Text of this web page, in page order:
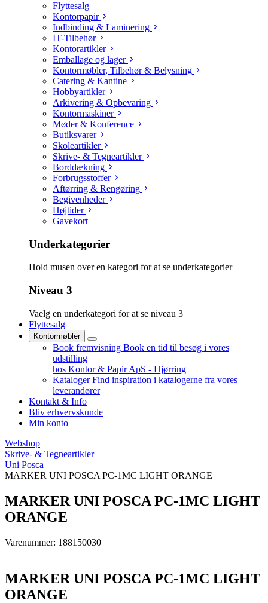
Flyttesalg
Kontorpapir
Indbinding & Laminering
IT-Tilbehør
Kontorartikler
Emballage og lager
Kontormøbler, Tilbehør & Belysning
Catering & Kantine
Hobbyartikler
Arkivering & Opbevaring
Kontormaskiner
Møder & Konference
Butiksvarer
Skoleartikler
Skrive- & Tegneartikler
Borddækning
Forbrugsstoffer
Aftørring & Rengøring
Begivenheder
Højtider
Gavekort
Underkategorier
Hold musen over en kategori for at se underkategorier
Niveau 3
Vaelg en underkategori for at se niveau 3
Flyttesalg
Kontormøbler
Book fremvisning Book en tid til besøg i vores
udstilling
hos Kontor & Papir ApS - Hjørring
Kataloger Find inspiration i katalogerne fra vores
leverandører
Kontakt & Info
Bliv erhvervskunde
Min konto
Webshop
Skrive- & Tegneartikler
Uni Posca
MARKER UNI POSCA PC-1MC LIGHT ORANGE
MARKER UNI POSCA PC-1MC LIGHT
ORANGE
Varenummer: 188150030
MARKER UNI POSCA PC-1MC LIGHT
ORANGE